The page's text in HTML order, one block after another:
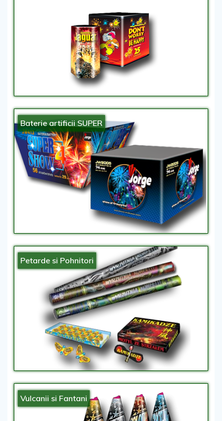
Baterie artificii SUPER
Petarde si Pohnitori
Vulcanii si Fantani